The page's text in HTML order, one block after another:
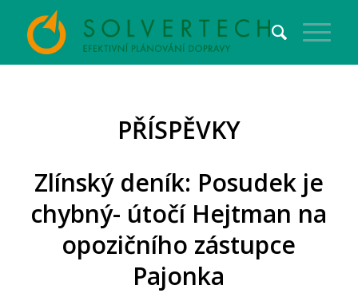
PŘÍSPĚVKY
Zlínský deník: Posudek je
chybný- útočí Hejtman na
opozičního zástupce
Pajonka